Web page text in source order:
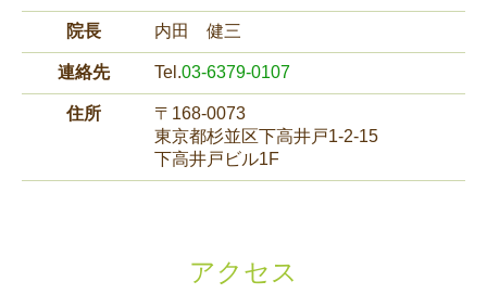
院長 内田 健三
連絡先 Tel.03-6379-0107
住所
〒168-0073
東京都杉並区下高井戸1-2-15
下高井戸ビル1F
アクセス